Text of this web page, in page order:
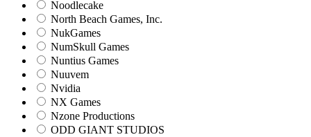
Noodlecake
North Beach Games, Inc.
NukGames
NumSkull Games
Nuntius Games
Nuuvem
Nvidia
NX Games
Nzone Productions
ODD GIANT STUDIOS